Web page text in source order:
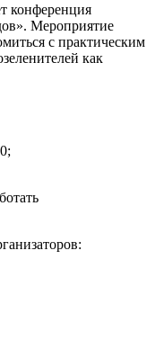
конференция
Мероприятие
с практическим
как